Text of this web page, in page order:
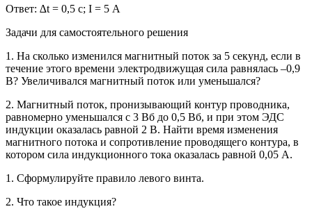
Ответ: ∆t = 0,5 с; I = 5 А
Задачи для самостоятельного решения
1. На сколько изменился магнитный поток за 5 секунд, если в
течение этого времени электродвижущая сила равнялась –0,9
В? Увеличивался магнитный поток или уменьшался?
2. Магнитный поток, пронизывающий контур проводника,
равномерно уменьшался с 3 Вб до 0,5 Вб, и при этом ЭДС
индукции оказалась равной 2 В. Найти время изменения
магнитного потока и сопротивление проводящего контура, в
котором сила индукционного тока оказалась равной 0,05 А.
1. Сформулируйте правило левого винта.
2. Что такое индукция?